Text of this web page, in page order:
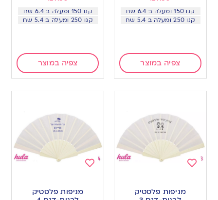
קנו 150 ומעלה ב 6.4 שח
קנו 250 ומעלה ב 5.4 שח
צפיה במוצר
קנו 150 ומעלה ב 6.4 שח
קנו 250 ומעלה ב 5.4 שח
צפיה במוצר
מניפות פלסטיק
מניפות פלסטיק